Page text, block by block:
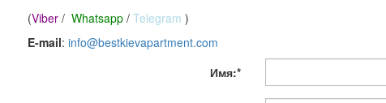
(Viber / Whatsapp/ Telegram )
E-mail: info@bestkievapartment.com
Имя:*